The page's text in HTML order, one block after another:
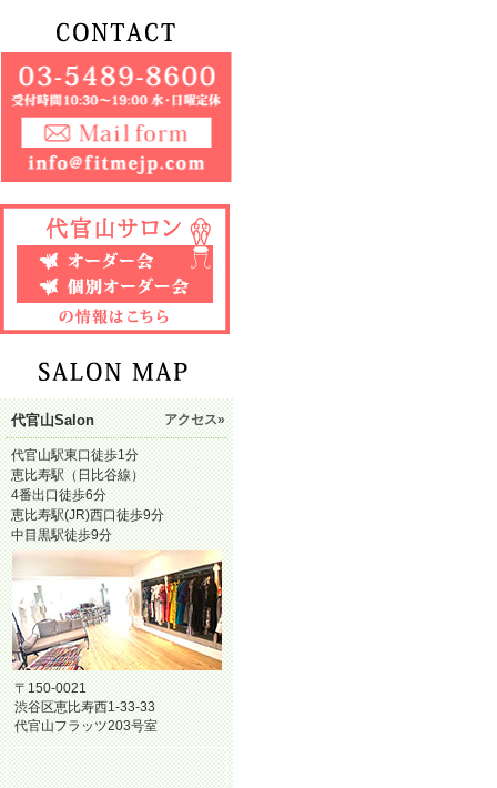
代官山Salon アクセス»
代官山駅東口徒歩1分
恵比寿駅（日比谷線）
4番出口徒歩6分
恵比寿駅(JR)西口徒歩9分
中目黒駅徒歩9分
〒150-0021
渋谷区恵比寿西1-33-33
代官山フラッツ203号室